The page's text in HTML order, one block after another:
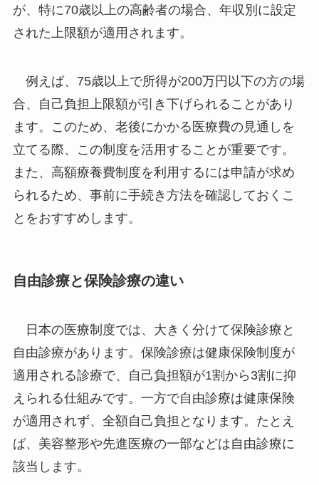
が、特に70歳以上の高齢者の場合、年収別に設定
された上限額が適用されます。
例えば、75歳以上で所得が200万円以下の方の場
合、自己負担上限額が引き下げられることがあり
ます。このため、老後にかかる医療費の見通しを
立てる際、この制度を活用することが重要です。
また、高額療養費制度を利用するには申請が求め
られるため、事前に手続き方法を確認しておくこ
とをおすすめします。
自由診療と保険診療の違い
日本の医療制度では、大きく分けて保険診療と
自由診療があります。保険診療は健康保険制度が
適用される診療で、自己負担額が1割から3割に抑
えられる仕組みです。一方で自由診療は健康保険
が適用されず、全額自己負担となります。たとえ
ば、美容整形や先進医療の一部などは自由診療に
該当します。